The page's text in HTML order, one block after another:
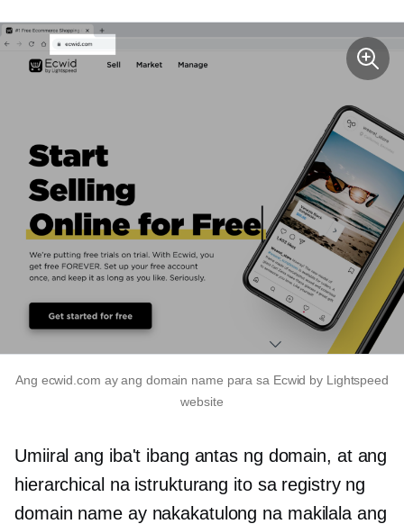
Ang ecwid.com ay ang domain name para sa Ecwid by Lightspeed
website
Umiiral ang iba't ibang antas ng domain, at ang
hierarchical na istrukturang ito sa registry ng
domain name ay nakakatulong na makilala ang